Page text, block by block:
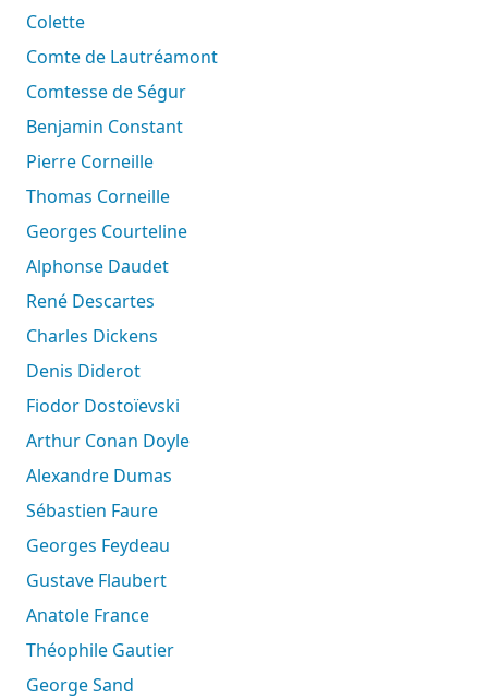
Colette
Comte de Lautréamont
Comtesse de Ségur
Benjamin Constant
Pierre Corneille
Thomas Corneille
Georges Courteline
Alphonse Daudet
René Descartes
Charles Dickens
Denis Diderot
Fiodor Dostoïevski
Arthur Conan Doyle
Alexandre Dumas
Sébastien Faure
Georges Feydeau
Gustave Flaubert
Anatole France
Théophile Gautier
George Sand